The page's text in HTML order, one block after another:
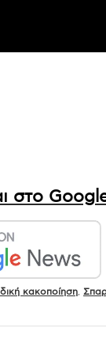
στο
κακοποίηση